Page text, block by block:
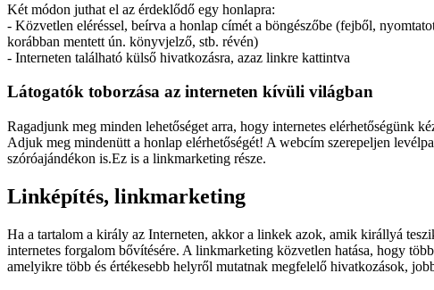
Két módon juthat el az érdeklődő egy honlapra:
- Közvetlen eléréssel, beírva a honlap címét a böngészőbe (fejből,
korábban mentett ún. könyvjelző, stb. révén)
- Interneten található külső hivatkozásra, azaz linkre kattintva
Látogatók toborzása az interneten kívüli világban
Ragadjunk meg minden lehetőséget arra, hogy internetes elérhetőségünk
Adjuk meg mindenütt a honlap elérhetőségét! A webcím szerepeljen
szóróajándékon is.Ez is a linkmarketing része.
Linképítés, linkmarketing
Ha a tartalom a király az Interneten, akkor a linkek azok, amik királlyá
internetes forgalom bővítésére. A linkmarketing közvetlen hatása, hogy
amelyikre több és értékesebb helyről mutatnak megfelelő hivatkozások,